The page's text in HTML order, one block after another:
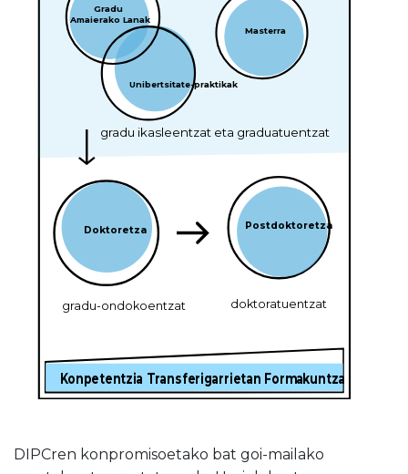
gradu ikasleentzat eta graduatuentzat
gradu-ondokoentzat doktoratuentzat
Konpetentzia Transferigarrietan Formakuntza
Unibertsitate-praktikak
Gradu
Amaierako Lanak
Doktoretza Postdoktoretza
Masterra
DIPCren konpromisoetako bat goi-mailako